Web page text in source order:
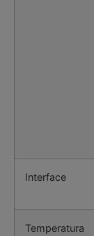
Interface
Temperatura